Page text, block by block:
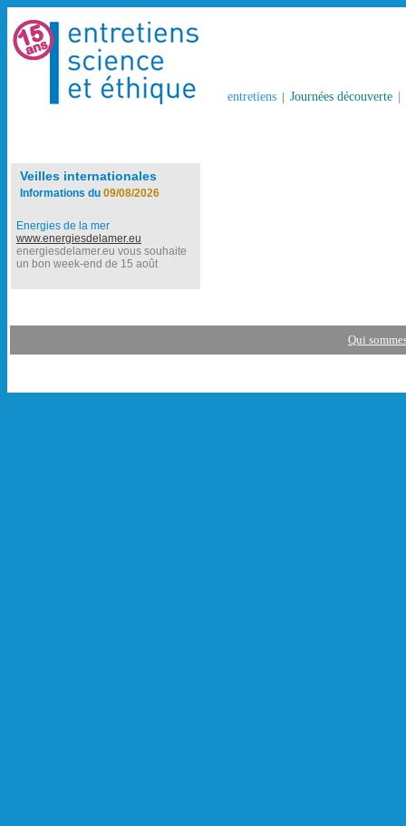
entretiens | Journées découverte
Veilles internationales
Informations du 09/08/2026
Energies de la mer
www.energiesdelamer.eu
energiesdelamer.eu vous souhaite
un bon week-end de 15 août
Qui